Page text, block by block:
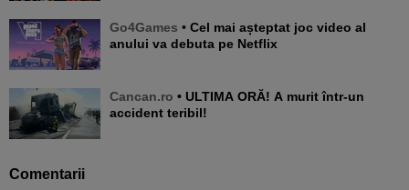
Go4Games • Cel mai așteptat joc video al
anului va debuta pe Netflix
Cancan.ro • ULTIMA ORĂ! A murit într-un
accident teribil!
Comentarii